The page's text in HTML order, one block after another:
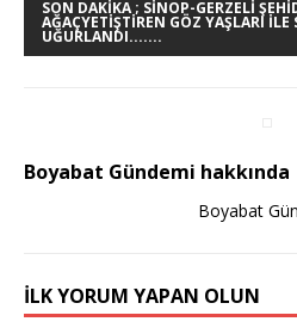
e
b
k
te
r
e
SON DAKIKA ; SINOP-GERZELI
AĞAÇYETIŞTIREN GÖZ YAŞLARI İLE
UĞURLANDI.......
Boyabat Gündemi hakkında
Boyabat
İLK YORUM YAPAN OLUN